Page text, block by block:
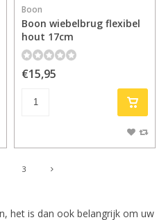
Boon
Boon wiebelbrug flexibel
hout 17cm
€15,95
3
het is dan ook belangrijk om uw